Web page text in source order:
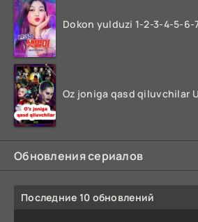
Обновления сериалов
Последние 10 обновлений
67 Qism
68 Qism
69 Qism
70 Qism
71 Qism
72 Qism
74 Qism
76 Qism